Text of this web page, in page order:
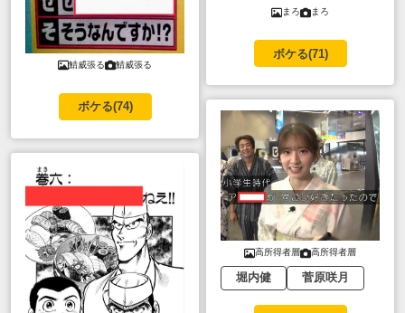
鯖威張る 鯖威張る
ボケる(74)
まろ まろ
ボケる(71)
高所得者層 高所得者層
堀内健 菅原咲月